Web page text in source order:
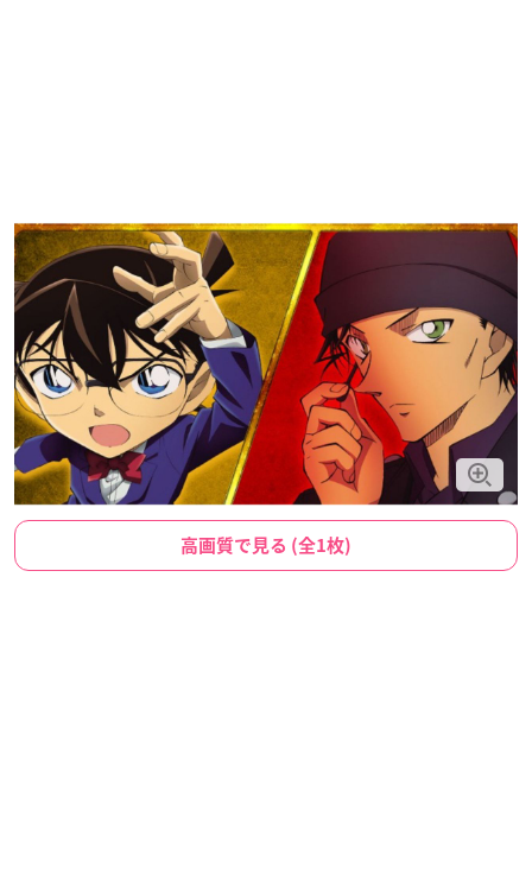
高画質で見る (全1枚)